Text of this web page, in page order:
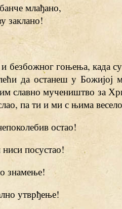
млађано,
заклано!
безбожног гоњења, када
да останеш у Божијој
славно мучеништво за
па ти и ми с њима
остао!
посустао!
знамење!
утврђење!